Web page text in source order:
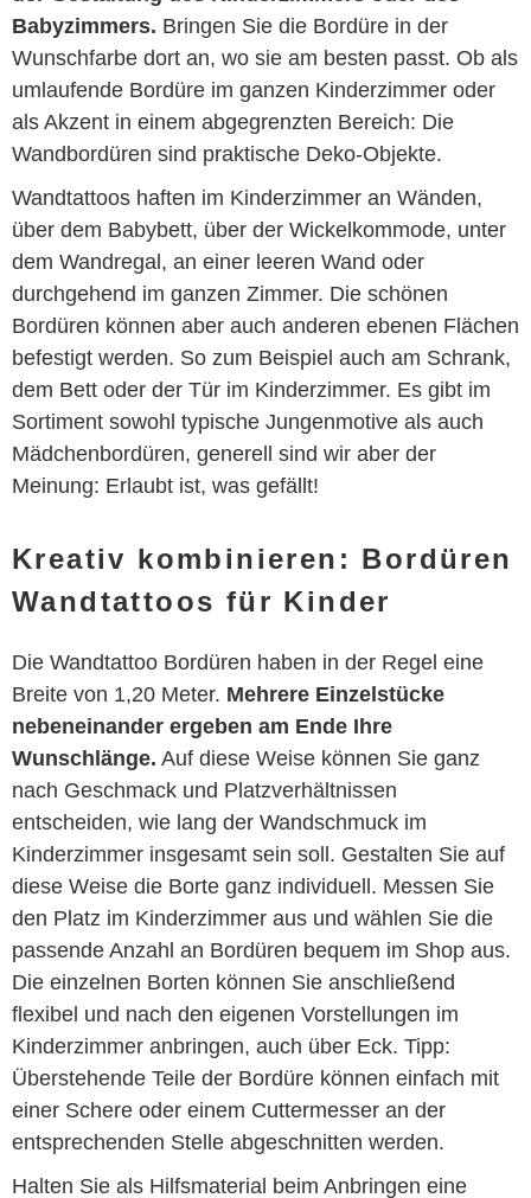
Babyzimmers. Bringen Sie die Bordüre in der
Wunschfarbe dort an, wo sie am besten passt. Ob als
umlaufende Bordüre im ganzen Kinderzimmer oder
als Akzent in einem abgegrenzten Bereich: Die
Wandbordüren sind praktische Deko-Objekte.
Wandtattoos haften im Kinderzimmer an Wänden,
über dem Babybett, über der Wickelkommode, unter
dem Wandregal, an einer leeren Wand oder
durchgehend im ganzen Zimmer. Die schönen
Bordüren können aber auch anderen ebenen Flächen
befestigt werden. So zum Beispiel auch am Schrank,
dem Bett oder der Tür im Kinderzimmer. Es gibt im
Sortiment sowohl typische Jungenmotive als auch
Mädchenbordüren, generell sind wir aber der
Meinung: Erlaubt ist, was gefällt!
Kreativ kombinieren: Bordüren
Wandtattoos für Kinder
Die Wandtattoo Bordüren haben in der Regel eine
Breite von 1,20 Meter. Mehrere Einzelstücke
nebeneinander ergeben am Ende Ihre
Wunschlänge. Auf diese Weise können Sie ganz
nach Geschmack und Platzverhältnissen
entscheiden, wie lang der Wandschmuck im
Kinderzimmer insgesamt sein soll. Gestalten Sie auf
diese Weise die Borte ganz individuell. Messen Sie
den Platz im Kinderzimmer aus und wählen Sie die
passende Anzahl an Bordüren bequem im Shop aus.
Die einzelnen Borten können Sie anschließend
flexibel und nach den eigenen Vorstellungen im
Kinderzimmer anbringen, auch über Eck. Tipp:
Überstehende Teile der Bordüre können einfach mit
einer Schere oder einem Cuttermesser an der
entsprechenden Stelle abgeschnitten werden.
Halten Sie als Hilfsmaterial beim Anbringen eine